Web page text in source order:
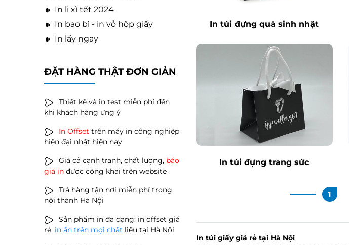
In lì xì tết 2024
In bao bì - in vỏ hộp giấy
In lấy ngay
ĐẶT HÀNG THẬT ĐƠN GIẢN
Thiết kế và in test miễn phí đến
khi khách hàng ưng ý
In Offset trên máy in công nghiệp
hiện đại nhất hiện nay
Giá cả cạnh tranh, chất lượng, báo
giá in được công khai trên website
Trả hàng tận nơi miễn phí trong
nội thành Hà Nội
Sản phẩm in đa dạng: in offset giá
rẻ, in ấn trên mọi chất liệu tại Hà Nội
In túi đựng quà sinh nhật
In túi đựng trang sức
1
In túi giấy giá rẻ tại Hà Nội